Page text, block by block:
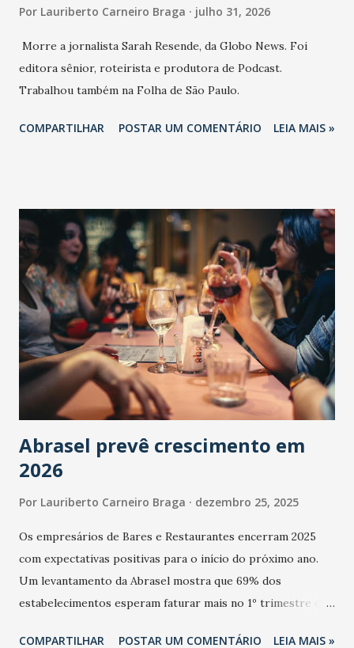
Por Lauriberto Carneiro Braga julho 31, 2026
Morre a jornalista Sarah Resende, da Globo News. Foi
editora sênior, roteirista e produtora de Podcast.
Trabalhou também na Folha de São Paulo.
COMPARTILHAR POSTAR UM COMENTÁRIO LEIA MAIS »
Abrasel prevê crescimento em
2026
Por Lauriberto Carneiro Braga dezembro 25, 2025
Os empresários de Bares e Restaurantes encerram 2025
com expectativas positivas para o início do próximo ano.
Um levantamento da Abrasel mostra que 69% dos
estabelecimentos esperam faturar mais no 1º trimestre de
COMPARTILHAR POSTAR UM COMENTÁRIO LEIA MAIS »